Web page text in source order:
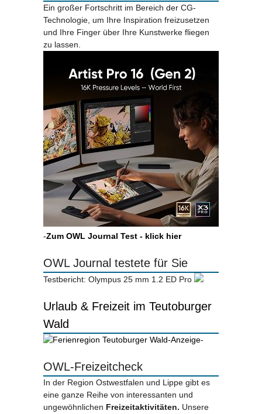
Ein großer Fortschritt im Bereich der CG-
Technologie, um Ihre Inspiration freizusetzen
und Ihre Finger über Ihre Kunstwerke fliegen
zu lassen.
-Zum OWL Journal Test - klick hier
OWL Journal testete für Sie
Testbericht: Olympus 25 mm 1.2 ED Pro
Urlaub & Freizeit im Teutoburger
Wald
-Anzeige-
OWL-Freizeitcheck
In der Region Ostwestfalen und Lippe gibt es
eine ganze Reihe von interessanten und
ungewöhnlichen Freizeitaktivitäten. Unsere